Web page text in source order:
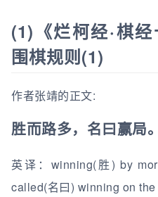
(1)《烂柯经·棋
围棋规则(1)
作者张靖的正文:
胜而路多，名曰赢局。
英译：winning(胜) by
called(名曰) winning on